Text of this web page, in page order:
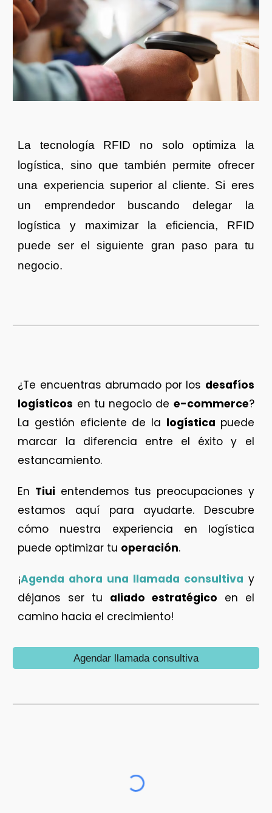
La tecnología RFID no solo optimiza la
logística, sino que también permite ofrecer
una experiencia superior al cliente. Si eres
un emprendedor buscando delegar la
logística y maximizar la eficiencia, RFID
puede ser el siguiente gran paso para tu
negocio.
¿Te encuentras abrumado por los desafíos
logísticos en tu negocio de e-commerce?
La gestión eficiente de la logística puede
marcar la diferencia entre el éxito y el
estancamiento.
En Tiui entendemos tus preocupaciones y
estamos aquí para ayudarte. Descubre
cómo nuestra experiencia en logística
puede optimizar tu operación.
¡Agenda ahora una llamada consultiva y
déjanos ser tu aliado estratégico en el
camino hacia el crecimiento!
Agendar llamada consultiva